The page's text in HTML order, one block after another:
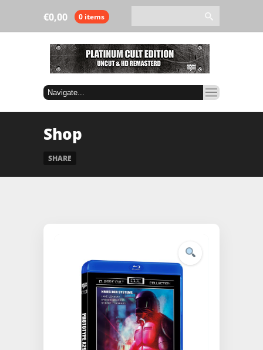
0,00
€ 0 items
Shop
SHARE